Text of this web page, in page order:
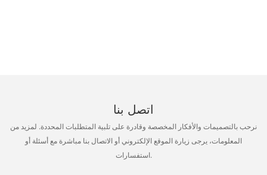
اتصل بنا
نرحب بالتصميمات والأفكار المخصصة وقادرة على تلبية المتطلبات المحددة. لمزيد من
المعلومات، يرجى زيارة الموقع الإلكتروني أو الاتصال بنا مباشرة مع أسئلة أو
استفسارات.